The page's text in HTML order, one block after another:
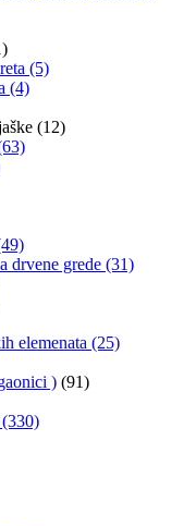
(5)
(4)
(12)
drvene grede (31)
elemenata (25)
) (91)
(330)